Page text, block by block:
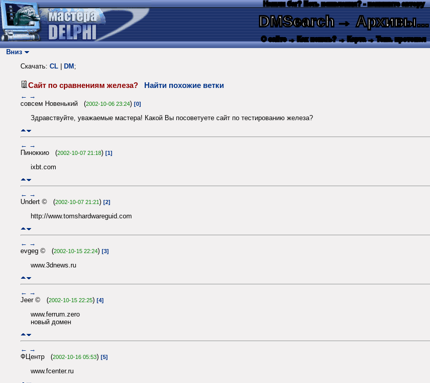
Нашли баг? Есть пожелания? - напишите автору
DMSearch→ Архивы...
О сайте → Как искать? → Карта → Текс. протокол
Вниз
Скачать: CL DM ;
Сайт по сравнениям железа? Найти похожие ветки
← →
совсем Новенький (2002-10-06 23:24) [0]
Здравствуйте, уважаемые мастера! Какой Вы посоветуете сайт по тестированию железа?
← →
Пиноккио (2002-10-07 21:18) [1]
ixbt.com
← →
Undert © (2002-10-07 21:21) [2]
http://www.tomshardwareguid.com
← →
evgeg © (2002-10-15 22:24) [3]
www.3dnews.ru
← →
Jeer © (2002-10-15 22:25) [4]
www.ferrum.zero
новый домен
← →
ФЦентр (2002-10-16 05:53) [5]
www.fcenter.ru